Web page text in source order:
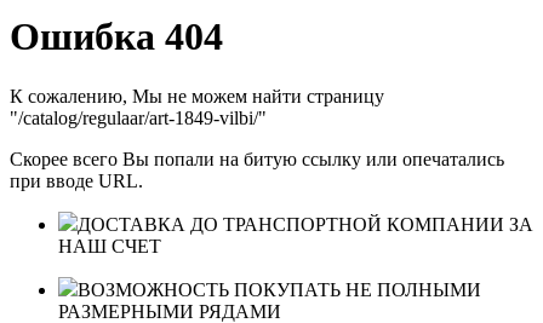
Ошибка 404
К сожалению, Мы не можем найти страницу
"/catalog/regulaar/art-1849-vilbi/"
Скорее всего Вы попали на битую ссылку или опечатались
при вводе URL.
ДОСТАВКА ДО ТРАНСПОРТНОЙ КОМПАНИИ ЗА
НАШ СЧЕТ
ВОЗМОЖНОСТЬ ПОКУПАТЬ НЕ ПОЛНЫМИ
РАЗМЕРНЫМИ РЯДАМИ